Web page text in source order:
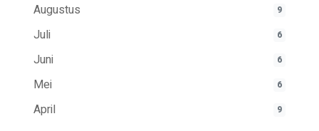
Augustus 9
Juli 6
Juni 6
Mei 6
April 9